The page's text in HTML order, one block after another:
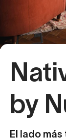
by
El lado